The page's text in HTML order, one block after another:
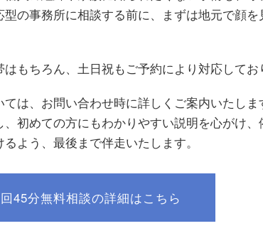
の事務所に相談する前に、まずは地元で顔を
もちろん、土日祝もご予約により対応してお
は、お問い合わせ時に詳しくご案内いたしま
初めての方にもわかりやすい説明を心がけ
よう、最後まで伴走いたします。
45分無料相談の詳細はこちら